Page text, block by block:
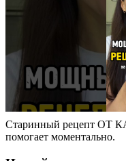
Старинный рецепт
помогает моментально.